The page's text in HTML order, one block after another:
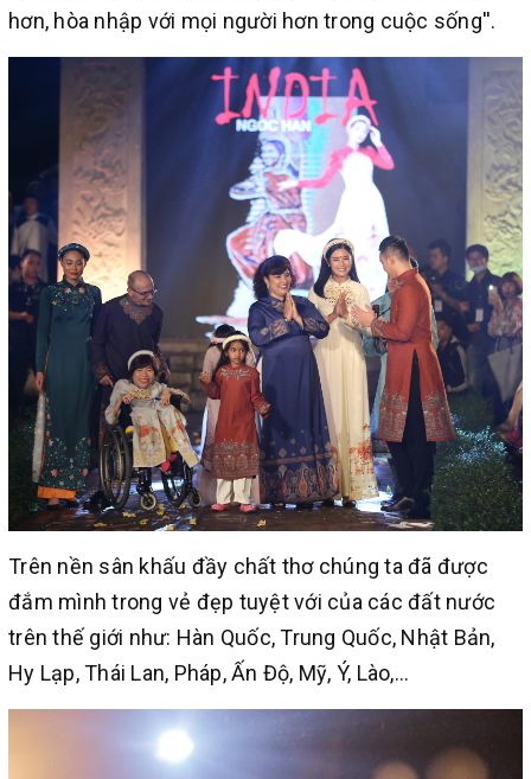
hơn, hòa nhập với mọi người hơn trong cuộc sống''.
Trên nền sân khấu đầy chất thơ chúng ta đã được
đắm mình trong vẻ đẹp tuyệt với của các đất nước
trên thế giới như: Hàn Quốc, Trung Quốc, Nhật Bản,
Hy Lạp, Thái Lan, Pháp, Ấn Độ, Mỹ, Ý, Lào,...